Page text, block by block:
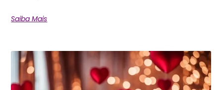
Saiba Mais